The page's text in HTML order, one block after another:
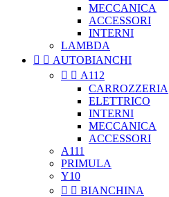
MECCANICA
ACCESSORI
INTERNI
LAMBDA
  AUTOBIANCHI
  A112
CARROZZERIA
ELETTRICO
INTERNI
MECCANICA
ACCESSORI
A111
PRIMULA
Y10
  BIANCHINA